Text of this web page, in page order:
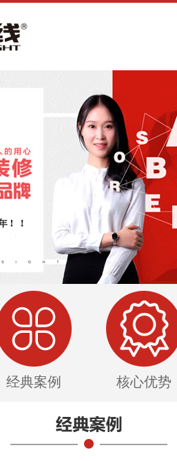
经典案例 核心优势